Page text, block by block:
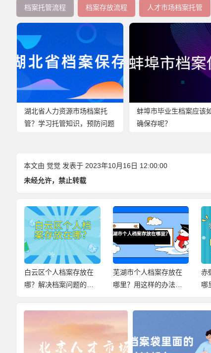
档案托管流程 档案存放流程 人才市场档案托管
湖北省人力资源市场档案托
管？学习托管知识，预防问题
蚌埠市毕业生档案应该
确保存呢？
本文由 觉觉 发表于 2023年10月16日 12:00:00
未经允许，禁止转载
白云区个人档案存放在
哪？解决档案问题的小
芜湖市个人档案存放在
哪里？用这样的办法，
赤
哪